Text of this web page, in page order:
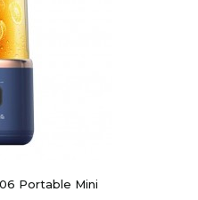
Portable Mini